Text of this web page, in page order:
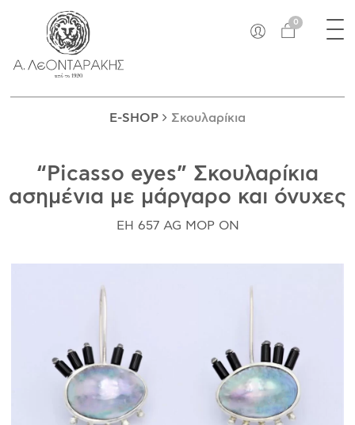
0 ×
E-SHOP
ΜΟΝΑΔΙΚΆ
ΔΑΚΤΥΛΊΔΙΑ
ΒΡΑΧΙΌΛΙΑ
ΚΑΡΦΊΤΣΕΣ
ΣΚΟΥΛΑΡΊΚΙΑ
ΜΑΝΙΚΕΤΌΚΟΥΜΠΑ
ΙΣΤΟΡΊΑ
Η ΣΧΕΔΙΆΣΤΡΙΑ
E-SHOP Σκουλαρίκια
“Picasso eyes” Σκουλαρίκια
ασημένια με μάργαρο και όνυχες
EH 657 AG MOP ON